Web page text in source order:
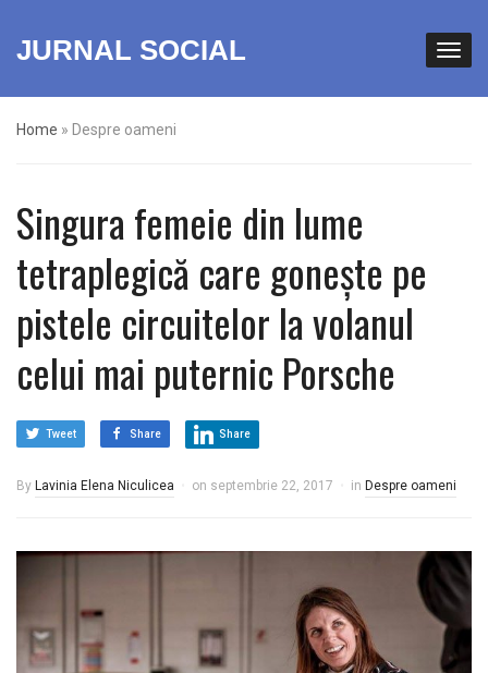
JURNAL SOCIAL
Home » Despre oameni
Singura femeie din lume
tetraplegică care gonește pe
pistele circuitelor la volanul
celui mai puternic Porsche
Tweet Share Share
By Lavinia Elena Niculicea on septembrie 22, 2017 in Despre oameni